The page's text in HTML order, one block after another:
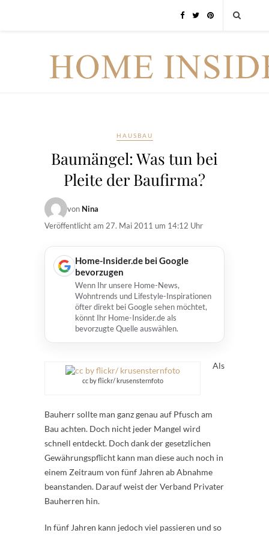
HAUSBAU
Baumängel: Was tun bei
Pleite der Baufirma?
von Nina
Veröffentlicht am 27. Mai 2011 um 14:12 Uhr
Home-Insider.de bei Google
bevorzugen
Wenn Ihr unsere Home-News,
Wohntrends und Lifestyle-Inspirationen
öfter direkt bei Google sehen möchtet,
könnt Ihr Home-Insider.de als
bevorzugte Quelle auswählen.
cc by flickr/ krusensternfoto
Als
Bauherr sollte man ganz genau auf Pfusch am
Bau achten. Doch nicht jeder Mangel wird
schnell entdeckt. Doch dank der gesetzlichen
Gewährungspflicht kann man diese auch noch in
einem Zeitraum von fünf Jahren ab Abnahme
beanstanden. Darauf weist der Verband Privater
Bauherren hin.
In fünf Jahren kann jedoch viel passieren und so